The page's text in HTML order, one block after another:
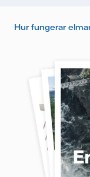
Hur fungerar